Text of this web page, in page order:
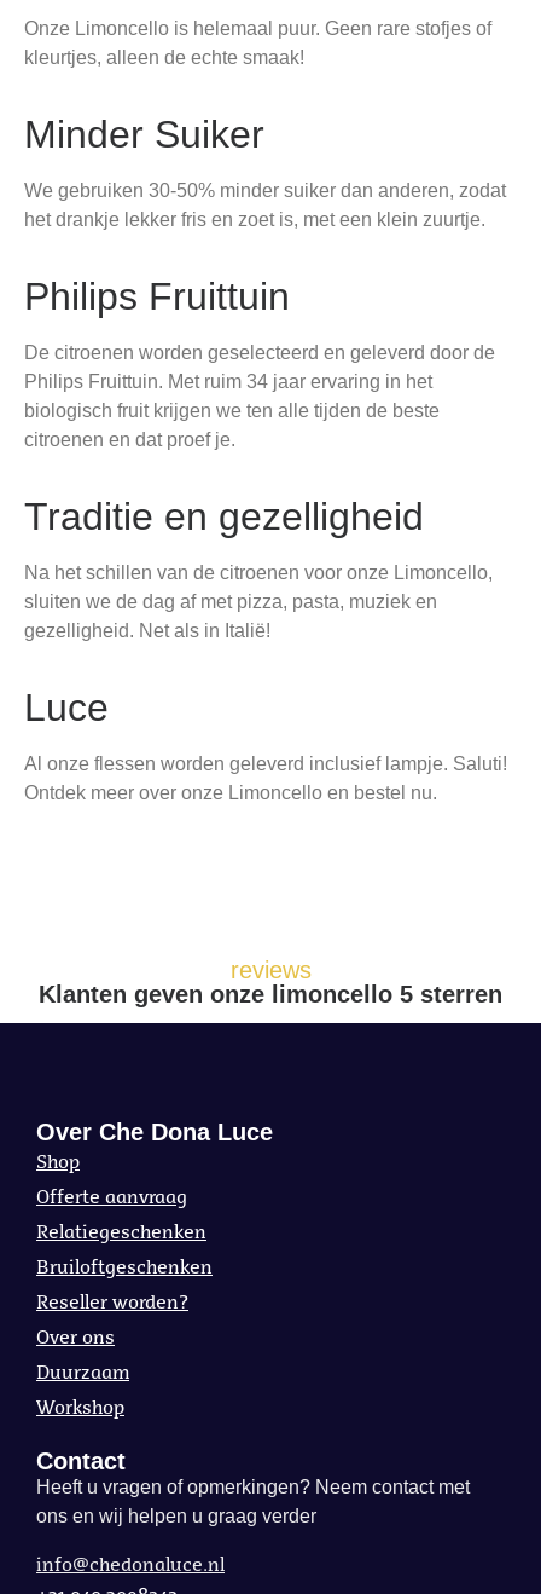
Onze Limoncello is helemaal puur. Geen rare stofjes of
kleurtjes, alleen de echte smaak!
Minder Suiker
We gebruiken 30-50% minder suiker dan anderen, zodat
het drankje lekker fris en zoet is, met een klein zuurtje.
Philips Fruittuin
De citroenen worden geselecteerd en geleverd door de
Philips Fruittuin. Met ruim 34 jaar ervaring in het
biologisch fruit krijgen we ten alle tijden de beste
citroenen en dat proef je.
Traditie en gezelligheid
Na het schillen van de citroenen voor onze Limoncello,
sluiten we de dag af met pizza, pasta, muziek en
gezelligheid. Net als in Italië!
Luce
Al onze flessen worden geleverd inclusief lampje. Saluti!
Ontdek meer over onze Limoncello en bestel nu.
reviews
Klanten geven onze limoncello 5 sterren
Over Che Dona Luce
Shop
Offerte aanvraag
Relatiegeschenken
Bruiloftgeschenken
Reseller worden?
Over ons
Duurzaam
Workshop
Contact
Heeft u vragen of opmerkingen? Neem contact met
ons en wij helpen u graag verder
info@chedonaluce.nl